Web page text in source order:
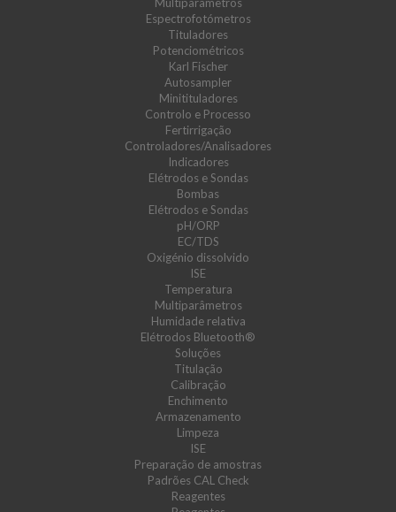
Espectrofotómetros
Tituladores
Potenciométricos
Karl Fischer
Autosampler
Minitituladores
Controlo e Processo
Fertirrigação
Controladores/Analisadores
Indicadores
Elétrodos e Sondas
Bombas
Elétrodos e Sondas
pH/ORP
EC/TDS
Oxigénio dissolvido
ISE
Temperatura
Multiparâmetros
Humidade relativa
Elétrodos Bluetooth®
Soluções
Titulação
Calibração
Enchimento
Armazenamento
Limpeza
ISE
Preparação de amostras
Padrões CAL Check
Reagentes